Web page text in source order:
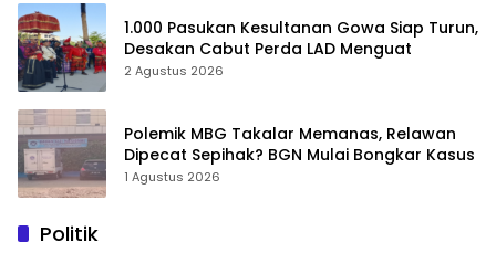
1.000 Pasukan Kesultanan Gowa Siap Turun,
Desakan Cabut Perda LAD Menguat
2 Agustus 2026
Polemik MBG Takalar Memanas, Relawan
Dipecat Sepihak? BGN Mulai Bongkar Kasus
1 Agustus 2026
Politik